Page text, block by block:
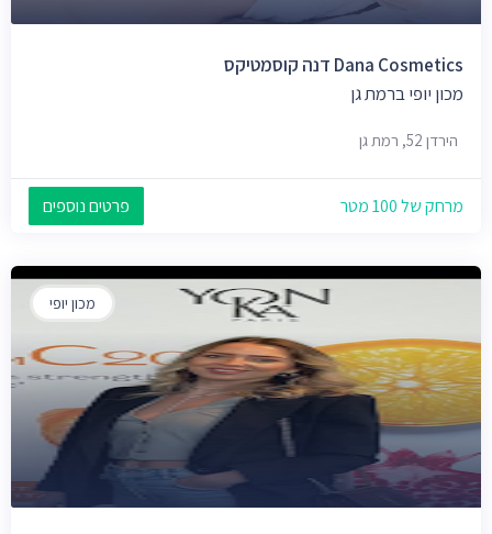
Dana Cosmetics דנה קוסמטיקס
מכון יופי ברמת גן
הירדן 52, רמת גן
מרחק של 100 מטר פרטים נוספים
מכון יופי